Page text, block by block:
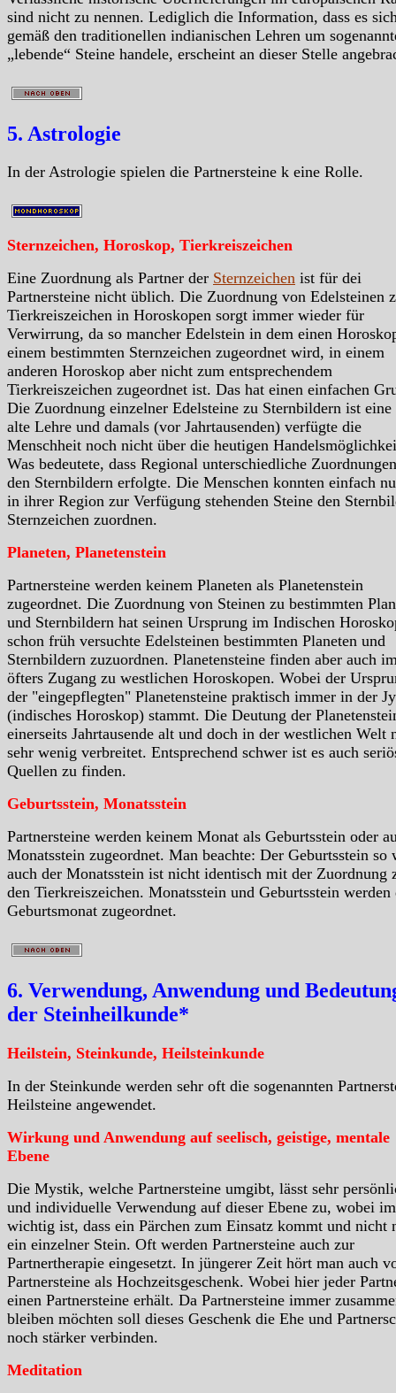
sind nicht zu nennen. Lediglich die Information, dass es
gemäß den traditionellen indianischen Lehren um
„lebende“ Steine handele, erscheint an dieser Stelle
5. Astrologie
In der Astrologie spielen die Partnersteine k eine Rolle.
Sternzeichen, Horoskop, Tierkreiszeichen
Eine Zuordnung als Partner der Sternzeichen ist für dei
Partnersteine nicht üblich. Die Zuordnung von Edelsteinen
Tierkreiszeichen in Horoskopen sorgt immer wieder für
Verwirrung, da so mancher Edelstein in dem einen
einem bestimmten Sternzeichen zugeordnet wird, in einem
anderen Horoskop aber nicht zum entsprechendem
Tierkreiszeichen zugeordnet ist. Das hat einen einfachen
Die Zuordnung einzelner Edelsteine zu Sternbildern ist eine
alte Lehre und damals (vor Jahrtausenden) verfügte die
Menschheit noch nicht über die heutigen
Was bedeutete, dass Regional unterschiedliche
den Sternbildern erfolgte. Die Menschen konnten einfach
in ihrer Region zur Verfügung stehenden Steine den
Sternzeichen zuordnen.
Planeten, Planetenstein
Partnersteine werden keinem Planeten als Planetenstein
zugeordnet. Die Zuordnung von Steinen zu bestimmten
und Sternbildern hat seinen Ursprung im Indischen
schon früh versuchte Edelsteinen bestimmten Planeten und
Sternbildern zuzuordnen. Planetensteine finden aber auch
öfters Zugang zu westlichen Horoskopen. Wobei der
der "eingepflegten" Planetensteine praktisch immer in der
(indisches Horoskop) stammt. Die Deutung der
einerseits Jahrtausende alt und doch in der westlichen Welt
sehr wenig verbreitet. Entsprechend schwer ist es auch
Quellen zu finden.
Geburtsstein, Monatsstein
Partnersteine werden keinem Monat als Geburtsstein oder
Monatsstein zugeordnet. Man beachte: Der Geburtsstein so
auch der Monatsstein ist nicht identisch mit der Zuordnung
den Tierkreiszeichen. Monatsstein und Geburtsstein werden
Geburtsmonat zugeordnet.
6. Verwendung, Anwendung und
der Steinheilkunde*
Heilstein, Steinkunde, Heilsteinkunde
In der Steinkunde werden sehr oft die sogenannten
Heilsteine angewendet.
Wirkung und Anwendung auf seelisch, geistige, mentale
Ebene
Die Mystik, welche Partnersteine umgibt, lässt sehr
und individuelle Verwendung auf dieser Ebene zu, wobei
wichtig ist, dass ein Pärchen zum Einsatz kommt und nicht
ein einzelner Stein. Oft werden Partnersteine auch zur
Partnertherapie eingesetzt. In jüngerer Zeit hört man auch
Partnersteine als Hochzeitsgeschenk. Wobei hier jeder
einen Partnersteine erhält. Da Partnersteine immer
bleiben möchten soll dieses Geschenk die Ehe und
noch stärker verbinden.
Meditation